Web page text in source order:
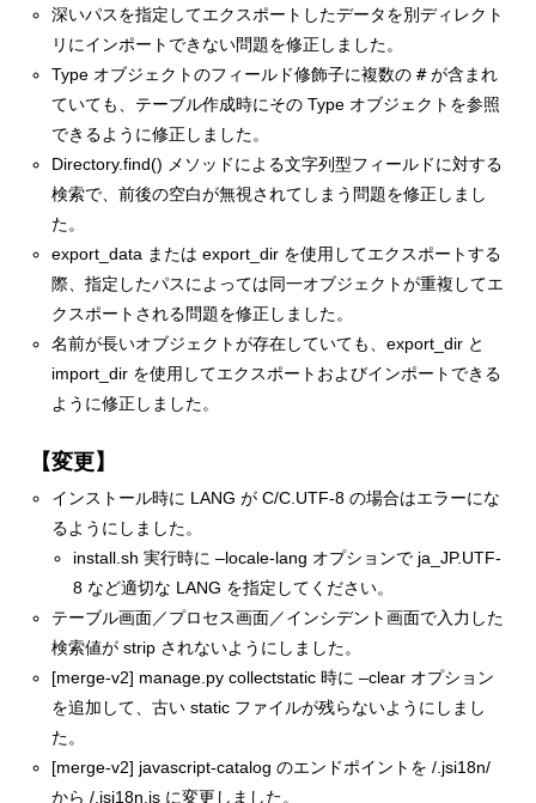
深いパスを指定してエクスポートしたデータを別ディレクト
リにインポートできない問題を修正しました。
Type オブジェクトのフィールド修飾子に複数の#が含まれ
ていても、テーブル作成時にその Type オブジェクトを参照
できるように修正しました。
Directory.find() メソッドによる文字列型フィールドに対する
検索で、前後の空白が無視されてしまう問題を修正しまし
た。
export_data または export_dir を使用してエクスポートする
際、指定したパスによっては同一オブジェクトが重複してエ
クスポートされる問題を修正しました。
名前が長いオブジェクトが存在していても、export_dir と
import_dir を使用してエクスポートおよびインポートできる
ように修正しました。
【変更】
インストール時に LANG が C/C.UTF-8 の場合はエラーにな
るようにしました。
install.sh 実行時に –locale-lang オプションで ja_JP.UTF-
8 など適切な LANG を指定してください。
テーブル画面／プロセス画面／インシデント画面で入力した
検索値が strip されないようにしました。
[merge-v2] manage.py collectstatic 時に –clear オプション
を追加して、古い static ファイルが残らないようにしまし
た。
[merge-v2] javascript-catalog のエンドポイントを /.jsi18n/
から /.jsi18n.js に変更しました。